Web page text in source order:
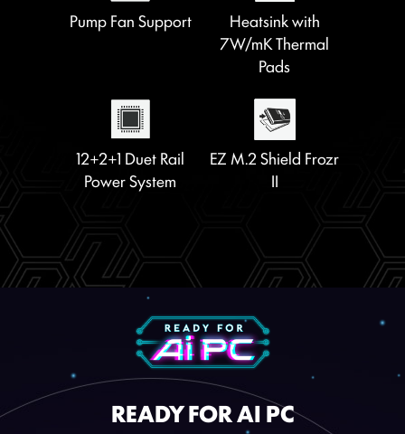
Pump Fan Support
Heatsink with
7W/mK Thermal
Pads
12+2+1 Duet Rail
Power System
EZ M.2 Shield Frozr
II
Latest DDR5
Memory
1x PCIe 5.0 M.2 Slot
Steel Armor II
PCIe Supplemental
Power
EZ Conn Design EZ Debug LED
READY FOR AI PC